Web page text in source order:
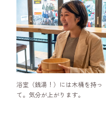
浴室（銭湯！）には木桶を持っ
て。気分が上がります。